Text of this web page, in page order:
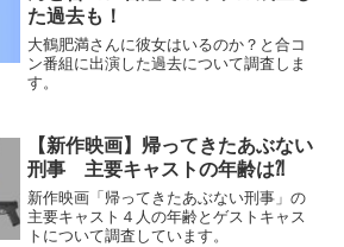
た過去も！
大鶴肥満さんに彼女はいるのか？と合コ
ン番組に出演した過去について調査しま
す。
【新作映画】帰ってきたあぶない
刑事 主要キャストの年齢は⁈
新作映画「帰ってきたあぶない刑事」の
主要キャスト４人の年齢とゲストキャス
トについて調査しています。